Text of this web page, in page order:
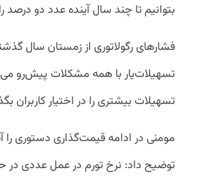
بتوانیم تا چند سال آینده عدد دو درصد
فشارهای رگولاتوری از زمستان سال
تسهیلات‌یار با همه مشکلات پیش‌رو
تسهیلات بیشتری را در اختیار کاربران
مومنی در ادامه قیمت‌گذاری دستوری را